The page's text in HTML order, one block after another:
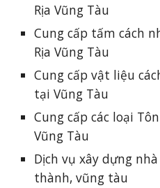
Rịa Vũng Tàu
Cung cấp tấm cách
Rịa Vũng Tàu
Cung cấp vật liệu
tại Vũng Tàu
Cung cấp các loại
Vũng Tàu
Dịch vụ xây dựng
thành, vũng tàu